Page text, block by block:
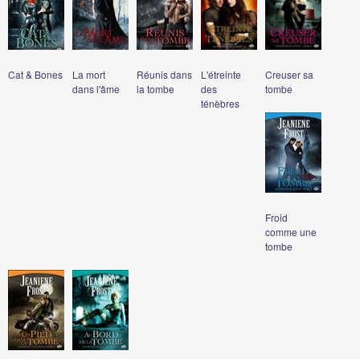
Cat & Bones
La mort
dans l'âme
Réunis dans
la tombe
L'étreinte
des
ténèbres
Creuser sa
tombe
Froid
comme une
tombe